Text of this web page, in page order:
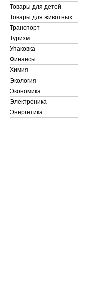
Товары для детей
Товары для животных
Транспорт
Туризм
Упаковка
Финансы
Химия
Экология
Экономика
Электроника
Энергетика